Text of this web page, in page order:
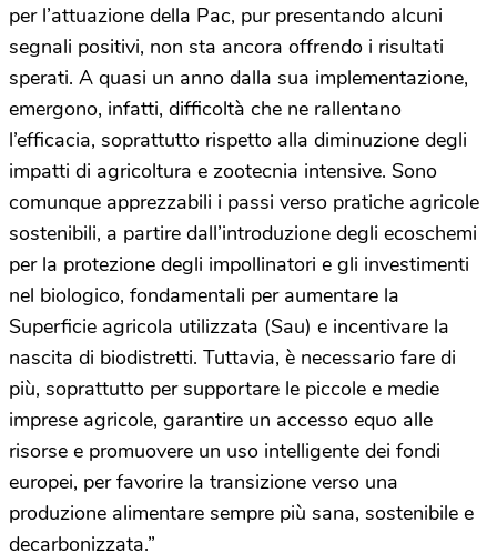
per l’attuazione della Pac, pur presentando alcuni
segnali positivi, non sta ancora offrendo i risultati
sperati. A quasi un anno dalla sua implementazione,
emergono, infatti, difficoltà che ne rallentano
l’efficacia, soprattutto rispetto alla diminuzione degli
impatti di agricoltura e zootecnia intensive. Sono
comunque apprezzabili i passi verso pratiche agricole
sostenibili, a partire dall’introduzione degli ecoschemi
per la protezione degli impollinatori e gli investimenti
nel biologico, fondamentali per aumentare la
Superficie agricola utilizzata (Sau) e incentivare la
nascita di biodistretti. Tuttavia, è necessario fare di
più, soprattutto per supportare le piccole e medie
imprese agricole, garantire un accesso equo alle
risorse e promuovere un uso intelligente dei fondi
europei, per favorire la transizione verso una
produzione alimentare sempre più sana, sostenibile e
decarbonizzata.”